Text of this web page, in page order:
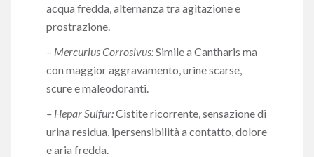
acqua fredda, alternanza tra agitazione e
prostrazione.
– Mercurius Corrosivus:Simile a Cantharis ma
con maggior aggravamento, urine scarse,
scure e maleodoranti.
– Hepar Sulfur:Cistite ricorrente, sensazione di
urina residua, ipersensibilità a contatto, dolore
e aria fredda.